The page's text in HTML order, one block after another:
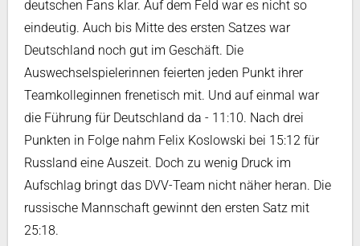
deutschen Fans klar. Auf dem Feld war es nicht so
eindeutig. Auch bis Mitte des ersten Satzes war
Deutschland noch gut im Geschäft. Die
Auswechselspielerinnen feierten jeden Punkt ihrer
Teamkolleginnen frenetisch mit. Und auf einmal war
die Führung für Deutschland da - 11:10. Nach drei
Punkten in Folge nahm Felix Koslowski bei 15:12 für
Russland eine Auszeit. Doch zu wenig Druck im
Aufschlag bringt das DVV-Team nicht näher heran. Die
russische Mannschaft gewinnt den ersten Satz mit
25:18.